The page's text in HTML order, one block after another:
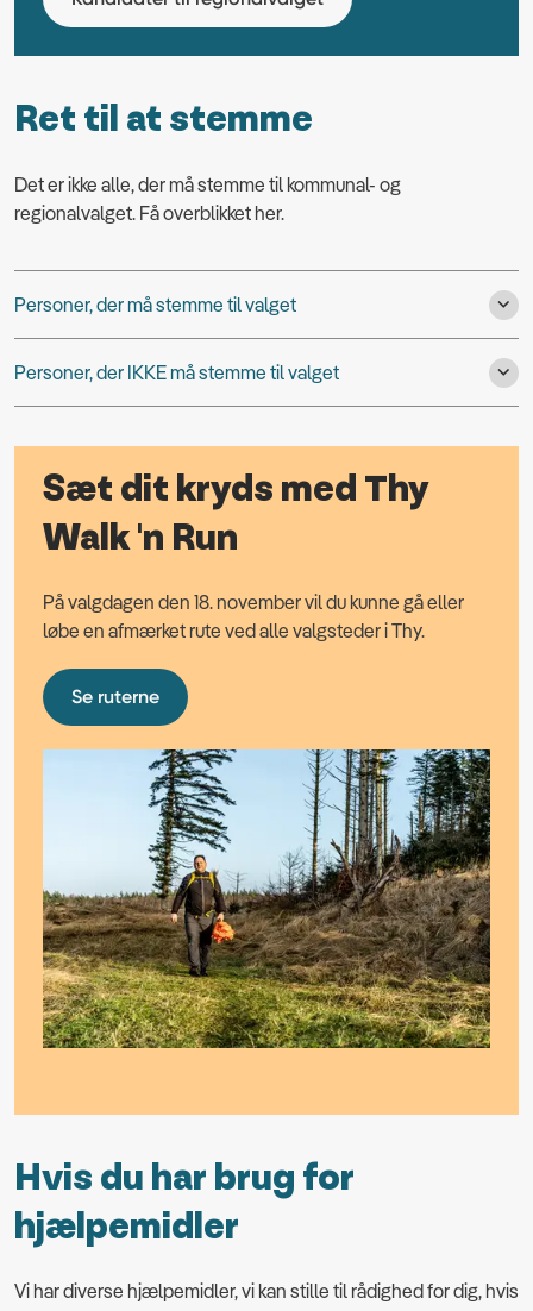
Ret til at stemme
Det er ikke alle, der må stemme til kommunal- og
regionalvalget. Få overblikket her.
Personer, der må stemme til valget
Personer, der IKKE må stemme til valget
Sæt dit kryds med Thy
Walk 'n Run
På valgdagen den 18. november vil du kunne gå eller
løbe en afmærket rute ved alle valgsteder i Thy.
Se ruterne
Hvis du har brug for
hjælpemidler
Vi har diverse hjælpemidler, vi kan stille til rådighed for dig, hvis